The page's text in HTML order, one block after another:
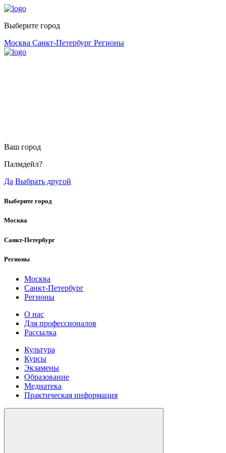
Выберите город
Москва Санкт-Петербург Регионы
Ваш город
Палмдейл?
Да Выбрать другой
Выберите город
Москва
Санкт-Петербург
Регионы
Москва
Санкт-Петербург
Регионы
О нас
Для профессионалов
Рассылка
Культура
Курсы
Экзамены
Образование
Медиатека
Практическая информация